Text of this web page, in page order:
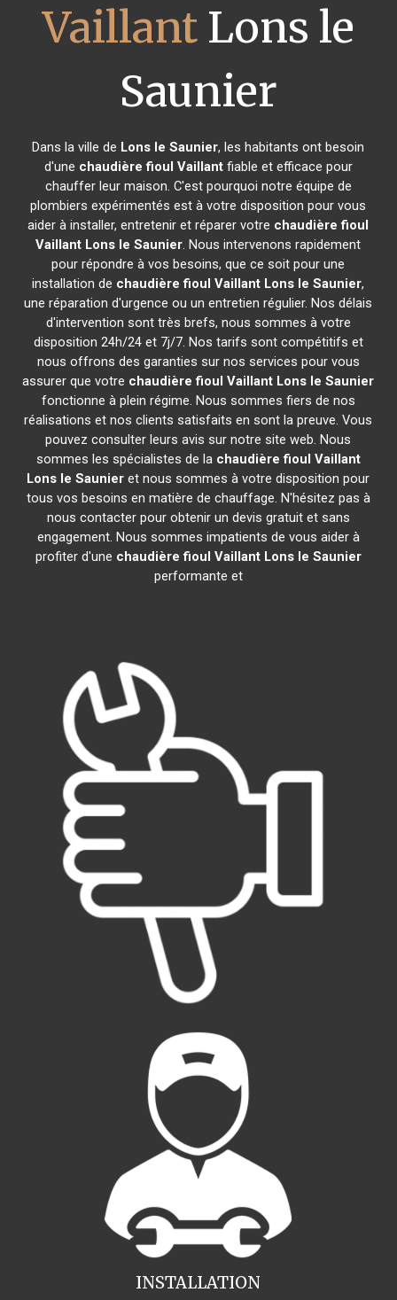
VaillantLons le
Saunier
Dans la ville de Lons le Saunier, les habitants ont besoin
d'une chaudière fioul Vaillantfiable et efficace pour
chauffer leur maison. C'est pourquoi notre équipe de
plombiers expérimentés est à votre disposition pour vous
aider à installer, entretenir et réparer votre chaudière fioul
Vaillant Lons le Saunier. Nous intervenons rapidement
pour répondre à vos besoins, que ce soit pour une
installation de chaudière fioul Vaillant Lons le Saunier,
une réparation d'urgence ou un entretien régulier. Nos délais
d'intervention sont très brefs, nous sommes à votre
disposition 24h/24 et 7j/7. Nos tarifs sont compétitifs et
nous offrons des garanties sur nos services pour vous
assurer que votre chaudière fioul Vaillant Lons le Saunier
fonctionne à plein régime. Nous sommes fiers de nos
réalisations et nos clients satisfaits en sont la preuve. Vous
pouvez consulter leurs avis sur notre site web. Nous
sommes les spécialistes de la chaudière fioul Vaillant
Lons le Saunier et nous sommes à votre disposition pour
tous vos besoins en matière de chauffage. N'hésitez pas à
nous contacter pour obtenir un devis gratuit et sans
engagement. Nous sommes impatients de vous aider à
profiter d'une chaudière fioul Vaillant Lons le Saunier
performante et
INSTALLATION